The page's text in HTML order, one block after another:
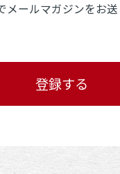
メールマガジンをお
登録する